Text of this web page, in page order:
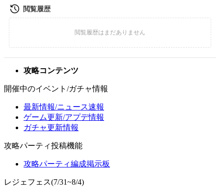
攻略コンテンツ
開催中のイベント/ガチャ情報
最新情報/ニュース速報
ゲーム更新/アプデ情報
ガチャ更新情報
攻略パーティ投稿機能
攻略パーティ編成掲示板
レジェフェス(7/31~8/4)